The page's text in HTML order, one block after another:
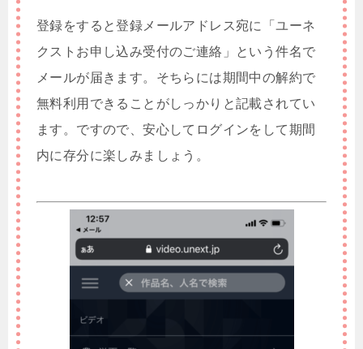
登録をすると登録メールアドレス宛に「ユーネ
クストお申し込み受付のご連絡」という件名で
メールが届きます。そちらには期間中の解約で
無料利用できることがしっかりと記載されてい
ます。ですので、安心してログインをして期間
内に存分に楽しみましょう。